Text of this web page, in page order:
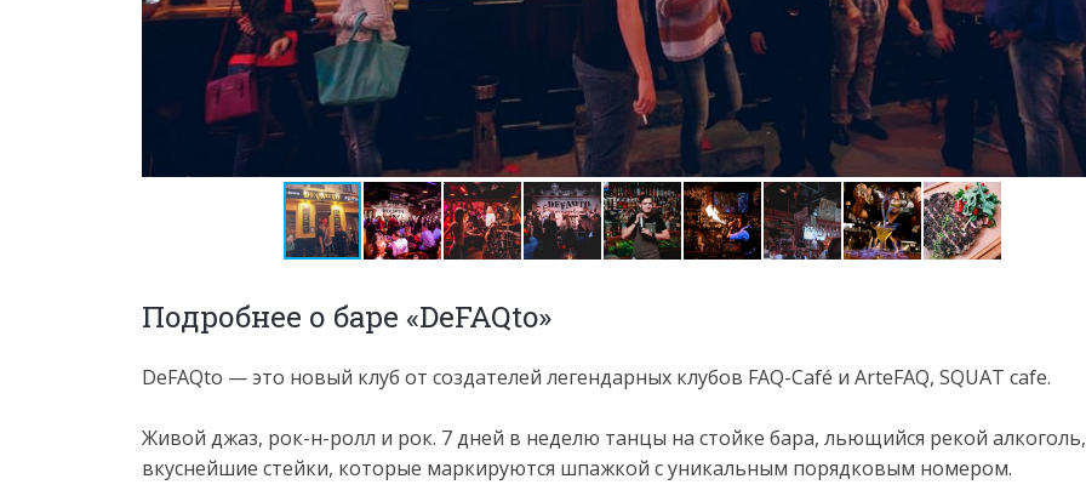
Подробнее о баре «DeFAQto»
DeFAQto — это новый клуб от создателей легендарных клубов FAQ-Café и ArteFAQ, SQUAT cafe.
Живой джаз, рок-н-ролл и рок. 7 дней в неделю танцы на стойке бара, льющийся рекой алкоголь,
вкуснейшие стейки, которые маркируются шпажкой с уникальным порядковым номером.